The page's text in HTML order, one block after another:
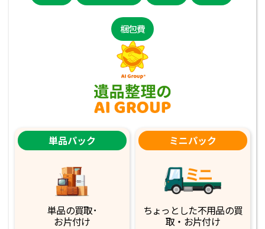
梱包費
単品パック
単品の買取･
お片付け
ミニパック
ちょっとした不用品の買
取・お片付け